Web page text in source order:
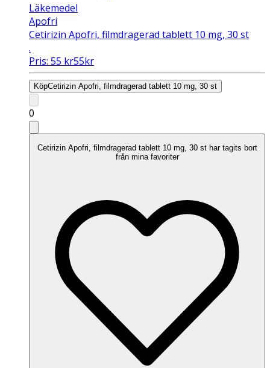
Läkemedel
Apofri
Cetirizin Apofri, filmdragerad tablett 10 mg, 30 st
.
Pris: 55 kr55kr
KöpCetirizin Apofri, filmdragerad tablett 10 mg, 30 st
0
Cetirizin Apofri, filmdragerad tablett 10 mg, 30 st har tagits bort
från mina favoriter